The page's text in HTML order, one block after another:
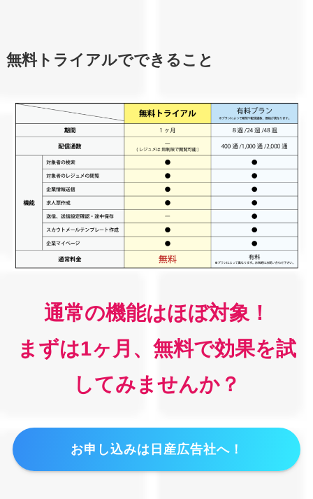
無料トライアルでできること
通常の機能はほぼ対象！
まずは1ヶ月、無料で効果を試
してみませんか？
お申し込みは日産広告社へ！